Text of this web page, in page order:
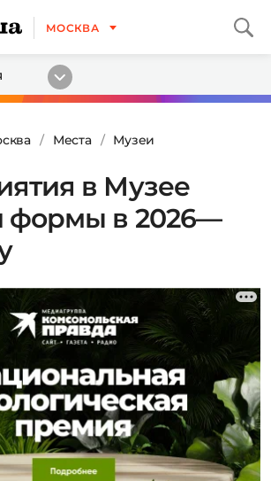
МОСКВА
Места Музеи
в Музее
формы в 2026—